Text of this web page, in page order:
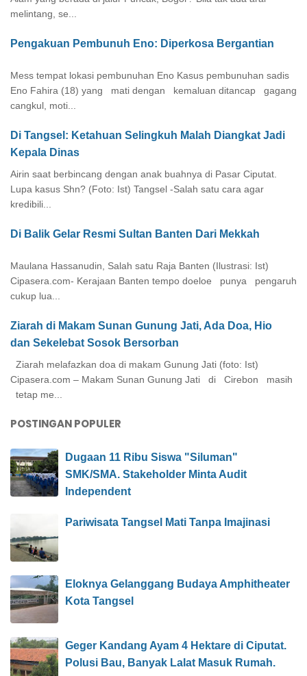
melintang, se...
Pengakuan Pembunuh Eno: Diperkosa Bergantian
Mess tempat lokasi pembunuhan Eno Kasus pembunuhan sadis
Eno Fahira (18) yang mati dengan kemaluan ditancap gagang
cangkul, moti...
Di Tangsel: Ketahuan Selingkuh Malah Diangkat Jadi
Kepala Dinas
Airin saat berbincang dengan anak buahnya di Pasar Ciputat.
Lupa kasus Shn? (Foto: Ist) Tangsel -Salah satu cara agar
kredibili...
Di Balik Gelar Resmi Sultan Banten Dari Mekkah
Maulana Hassanudin, Salah satu Raja Banten (Ilustrasi: Ist)
Cipasera.com- Kerajaan Banten tempo doeloe punya pengaruh
cukup lua...
Ziarah di Makam Sunan Gunung Jati, Ada Doa, Hio
dan Sekelebat Sosok Bersorban
Ziarah melafazkan doa di makam Gunung Jati (foto: Ist)
Cipasera.com – Makam Sunan Gunung Jati di Cirebon masih
tetap me...
POSTINGAN POPULER
Dugaan 11 Ribu Siswa "Siluman"
SMK/SMA. Stakeholder Minta Audit
Independent
Pariwisata Tangsel Mati Tanpa Imajinasi
Eloknya Gelanggang Budaya Amphitheater
Kota Tangsel
Geger Kandang Ayam 4 Hektare di Ciputat.
Polusi Bau, Banyak Lalat Masuk Rumah.